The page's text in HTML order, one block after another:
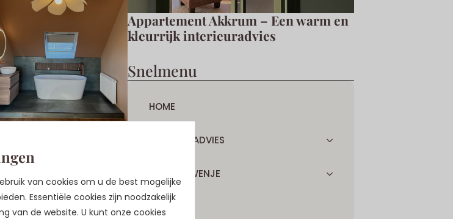
Appartement Akkrum – Een warm en
kleurrijk interieuradvies
Snelmenu
HOME
INTERIEURADVIES
OVER SA WENJE
INSPIRATIE
van cookies om u de best mogelijke
Essentiële cookies zijn noodzakelijk
van de website. U kunt onze cookies